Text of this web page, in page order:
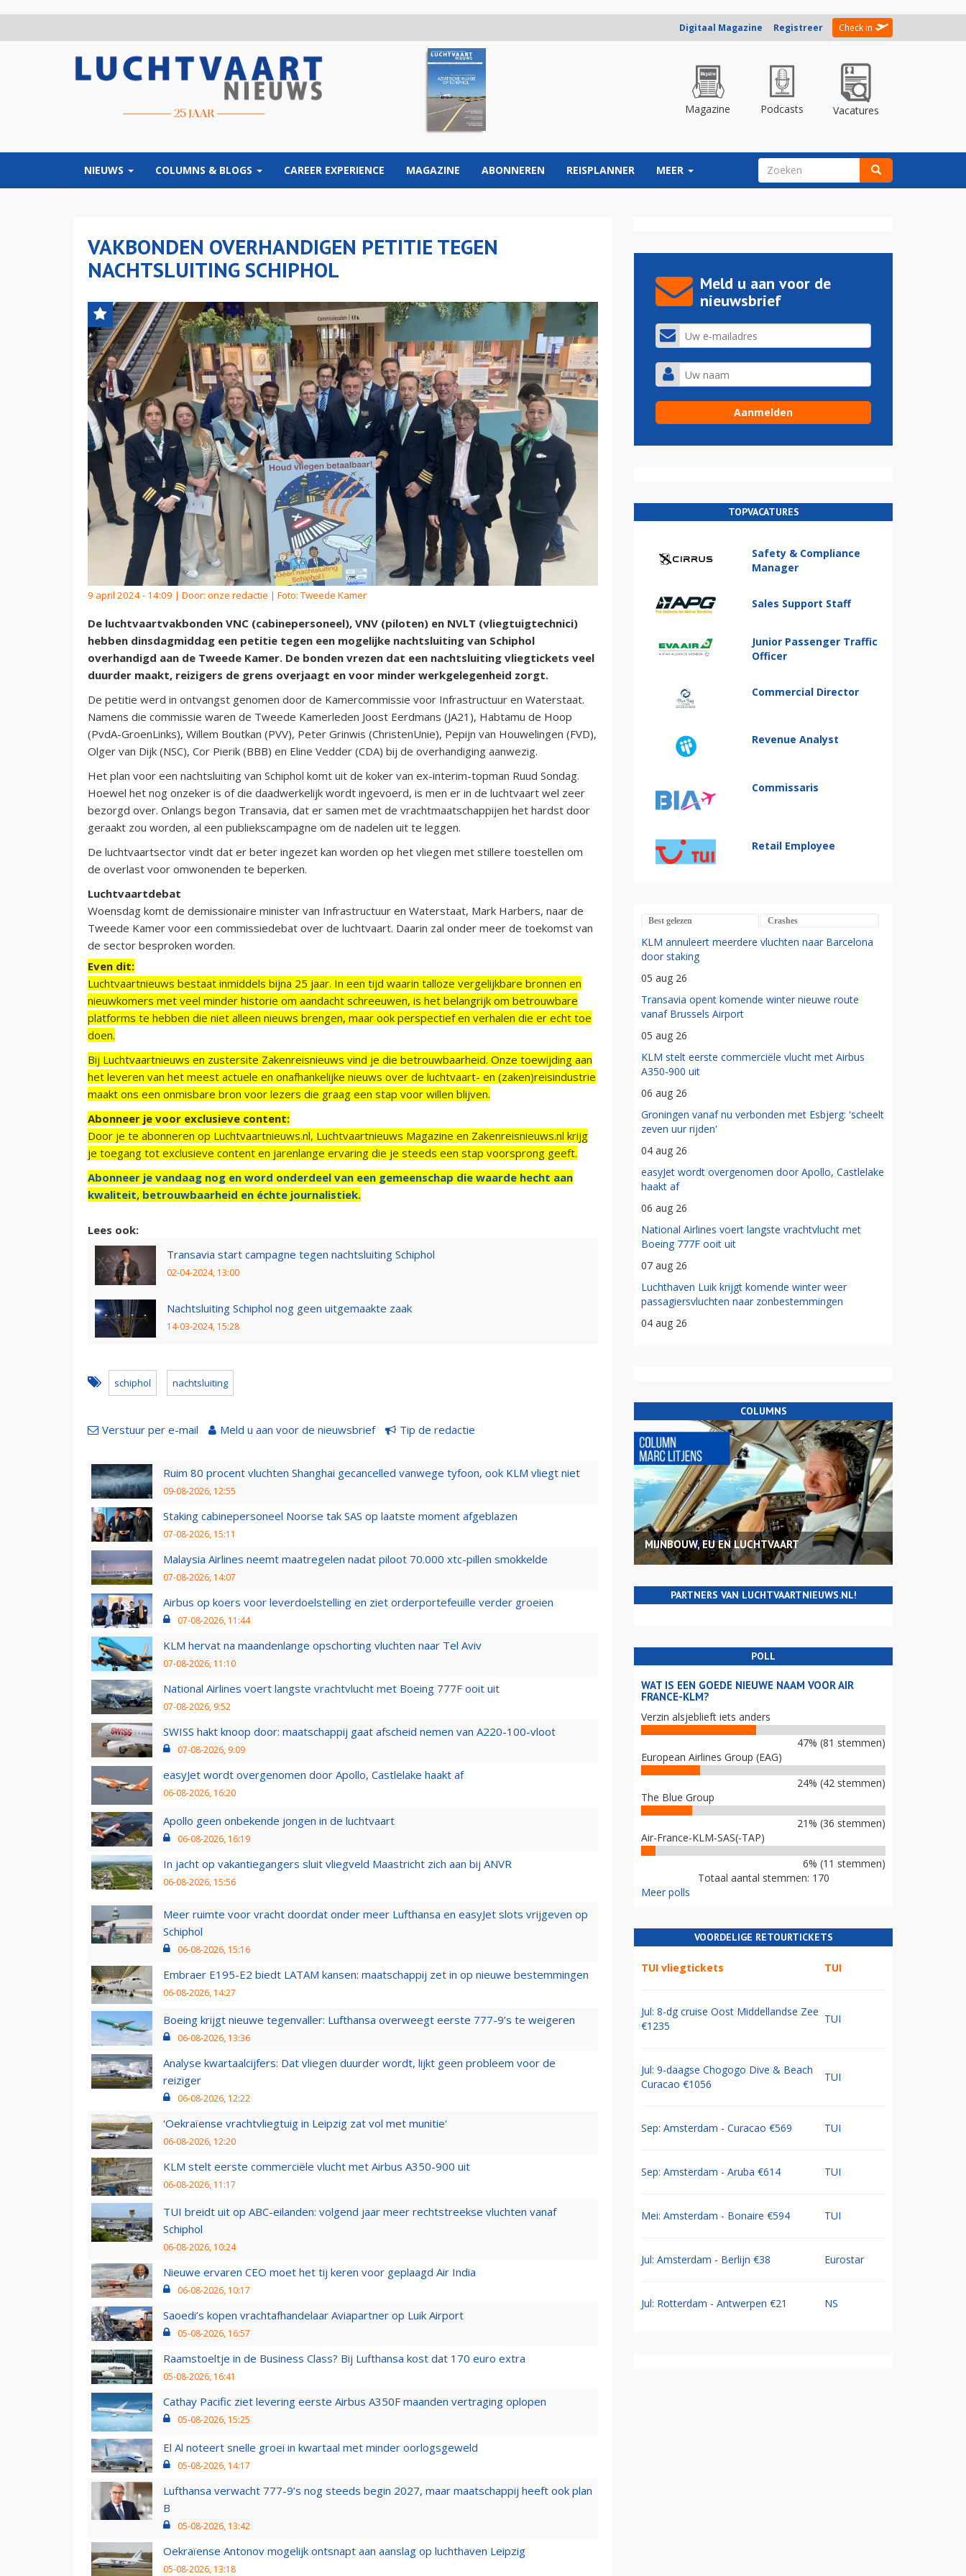
Digitaal Magazine Registreer Check in
Magazine Podcasts Vacatures
NIEUWS COLUMNS & BLOGS CAREER EXPERIENCE MAGAZINE ABONNEREN REISPLANNER MEER ZOEKVELD
VAKBONDEN OVERHANDIGEN PETITIE TEGEN
NACHTSLUITING SCHIPHOL
9 april 2024 - 14:09 | Door: onze redactie | Foto: Tweede Kamer
De luchtvaartvakbonden VNC (cabinepersoneel), VNV (piloten) en NVLT (vliegtuigtechnici)
hebben dinsdagmiddag een petitie tegen een mogelijke nachtsluiting van Schiphol
overhandigd aan de Tweede Kamer. De bonden vrezen dat een nachtsluiting vliegtickets veel
duurder maakt, reizigers de grens overjaagt en voor minder werkgelegenheid zorgt.
De petitie werd in ontvangst genomen door de Kamercommissie voor Infrastructuur en Waterstaat.
Namens die commissie waren de Tweede Kamerleden Joost Eerdmans (JA21), Habtamu de Hoop
(PvdA-GroenLinks), Willem Boutkan (PVV), Peter Grinwis (ChristenUnie), Pepijn van Houwelingen (FVD),
Olger van Dijk (NSC), Cor Pierik (BBB) en Eline Vedder (CDA) bij de overhandiging aanwezig.
Het plan voor een nachtsluiting van Schiphol komt uit de koker van ex-interim-topman Ruud Sondag.
Hoewel het nog onzeker is of die daadwerkelijk wordt ingevoerd, is men er in de luchtvaart wel zeer
bezorgd over. Onlangs begon Transavia, dat er samen met de vrachtmaatschappijen het hardst door
geraakt zou worden, al een publiekscampagne om de nadelen uit te leggen.
De luchtvaartsector vindt dat er beter ingezet kan worden op het vliegen met stillere toestellen om
de overlast voor omwonenden te beperken.
Luchtvaartdebat
Woensdag komt de demissionaire minister van Infrastructuur en Waterstaat, Mark Harbers, naar de
Tweede Kamer voor een commissiedebat over de luchtvaart. Daarin zal onder meer de toekomst van
de sector besproken worden.
Even dit:
Luchtvaartnieuws bestaat inmiddels bijna 25 jaar. In een tijd waarin talloze vergelijkbare bronnen en
nieuwkomers met veel minder historie om aandacht schreeuwen, is het belangrijk om betrouwbare
platforms te hebben die niet alleen nieuws brengen, maar ook perspectief en verhalen die er echt toe
doen.
Bij Luchtvaartnieuws en zustersite Zakenreisnieuws vind je die betrouwbaarheid. Onze toewijding aan
het leveren van het meest actuele en onafhankelijke nieuws over de luchtvaart- en (zaken)reisindustrie
maakt ons een onmisbare bron voor lezers die graag een stap voor willen blijven.
Abonneer je voor exclusieve content:
Door je te abonneren op Luchtvaartnieuws.nl, Luchtvaartnieuws Magazine en Zakenreisnieuws.nl krijg
je toegang tot exclusieve content en jarenlange ervaring die je steeds een stap voorsprong geeft.
Abonneer je vandaag nog en word onderdeel van een gemeenschap die waarde hecht aan
kwaliteit, betrouwbaarheid en échte journalistiek.
Lees ook:
Transavia start campagne tegen nachtsluiting Schiphol
02-04-2024, 13:00
Nachtsluiting Schiphol nog geen uitgemaakte zaak
14-03-2024, 15:28
schiphol nachtsluiting
Verstuur per e-mail Meld u aan voor de nieuwsbrief Tip de redactie
Ruim 80 procent vluchten Shanghai gecancelled vanwege tyfoon, ook KLM vliegt niet
09-08-2026, 12:55
Staking cabinepersoneel Noorse tak SAS op laatste moment afgeblazen
07-08-2026, 15:11
Malaysia Airlines neemt maatregelen nadat piloot 70.000 xtc-pillen smokkelde
07-08-2026, 14:07
Airbus op koers voor leverdoelstelling en ziet orderportefeuille verder groeien
07-08-2026, 11:44
KLM hervat na maandenlange opschorting vluchten naar Tel Aviv
07-08-2026, 11:10
National Airlines voert langste vrachtvlucht met Boeing 777F ooit uit
07-08-2026, 9:52
SWISS hakt knoop door: maatschappij gaat afscheid nemen van A220-100-vloot
07-08-2026, 9:09
easyJet wordt overgenomen door Apollo, Castlelake haakt af
06-08-2026, 16:20
Apollo geen onbekende jongen in de luchtvaart
06-08-2026, 16:19
In jacht op vakantiegangers sluit vliegveld Maastricht zich aan bij ANVR
06-08-2026, 15:56
Meer ruimte voor vracht doordat onder meer Lufthansa en easyJet slots vrijgeven op
Schiphol
06-08-2026, 15:16
Embraer E195-E2 biedt LATAM kansen: maatschappij zet in op nieuwe bestemmingen
06-08-2026, 14:27
Boeing krijgt nieuwe tegenvaller: Lufthansa overweegt eerste 777-9’s te weigeren
06-08-2026, 13:36
Analyse kwartaalcijfers: Dat vliegen duurder wordt, lijkt geen probleem voor de
reiziger
06-08-2026, 12:22
'Oekraïense vrachtvliegtuig in Leipzig zat vol met munitie'
06-08-2026, 12:20
KLM stelt eerste commerciële vlucht met Airbus A350-900 uit
06-08-2026, 11:17
TUI breidt uit op ABC-eilanden: volgend jaar meer rechtstreekse vluchten vanaf
Schiphol
06-08-2026, 10:24
Nieuwe ervaren CEO moet het tij keren voor geplaagd Air India
06-08-2026, 10:17
Saoedi’s kopen vrachtafhandelaar Aviapartner op Luik Airport
05-08-2026, 16:57
Raamstoeltje in de Business Class? Bij Lufthansa kost dat 170 euro extra
05-08-2026, 16:41
Cathay Pacific ziet levering eerste Airbus A350F maanden vertraging oplopen
05-08-2026, 15:25
El Al noteert snelle groei in kwartaal met minder oorlogsgeweld
05-08-2026, 14:17
Lufthansa verwacht 777-9’s nog steeds begin 2027, maar maatschappij heeft ook plan
B
05-08-2026, 13:42
Oekraïense Antonov mogelijk ontsnapt aan aanslag op luchthaven Leipzig
05-08-2026, 13:18
Meld u aan voor de
nieuwsbrief
TOPVACATURES
Safety & Compliance
Manager
Sales Support Staff
Junior Passenger Traffic
Officer
Commercial Director
Revenue Analyst
Commissaris
Retail Employee
Best gelezen Crashes
KLM annuleert meerdere vluchten naar Barcelona
door staking
05 aug 26
Transavia opent komende winter nieuwe route
vanaf Brussels Airport
05 aug 26
KLM stelt eerste commerciële vlucht met Airbus
A350-900 uit
06 aug 26
Groningen vanaf nu verbonden met Esbjerg: 'scheelt
zeven uur rijden'
04 aug 26
easyJet wordt overgenomen door Apollo, Castlelake
haakt af
06 aug 26
National Airlines voert langste vrachtvlucht met
Boeing 777F ooit uit
07 aug 26
Luchthaven Luik krijgt komende winter weer
passagiersvluchten naar zonbestemmingen
04 aug 26
COLUMNS
MIJNBOUW, EU EN LUCHTVAART
PARTNERS VAN LUCHTVAARTNIEUWS.NL!
POLL
WAT IS EEN GOEDE NIEUWE NAAM VOOR AIR
FRANCE-KLM?
Verzin alsjeblieft iets anders
47% (81 stemmen)
European Airlines Group (EAG)
24% (42 stemmen)
The Blue Group
21% (36 stemmen)
Air-France-KLM-SAS(-TAP)
6% (11 stemmen)
Totaal aantal stemmen: 170
Meer polls
VOORDELIGE RETOURTICKETS
TUI vliegtickets TUI
Jul: 8-dg cruise Oost Middellandse Zee
€1235
TUI
Jul: 9-daagse Chogogo Dive & Beach
Curacao €1056
TUI
Sep: Amsterdam - Curacao €569 TUI
Sep: Amsterdam - Aruba €614 TUI
Mei: Amsterdam - Bonaire €594 TUI
Jul: Amsterdam - Berlijn €38 Eurostar
Jul: Rotterdam - Antwerpen €21 NS